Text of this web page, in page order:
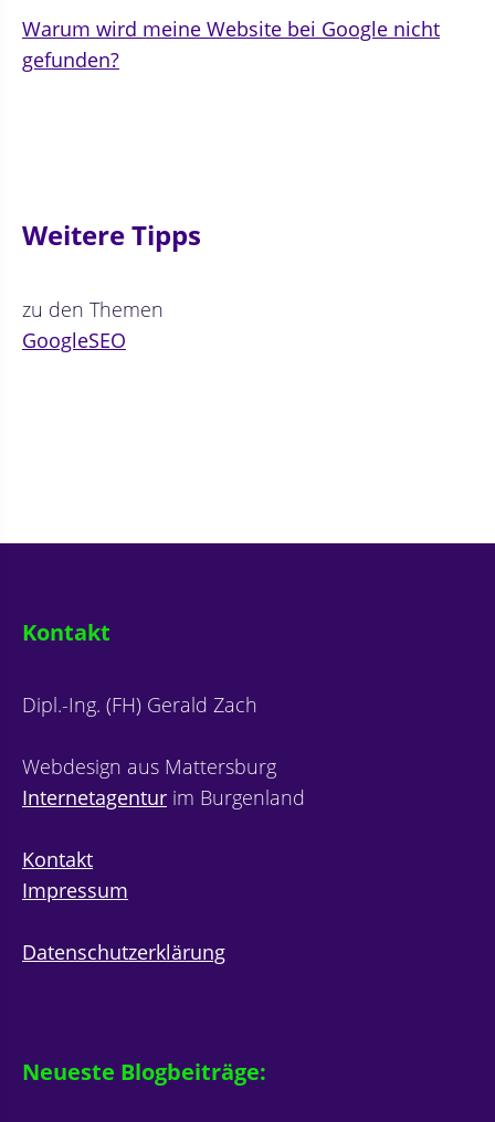
Warum wird meine Website bei Google nicht
gefunden?
Weitere Tipps
zu den Themen
GoogleSEO
Kontakt
Dipl.-Ing. (FH) Gerald Zach
Webdesign aus Mattersburg
Internetagentur im Burgenland
Kontakt
Impressum
Datenschutzerklärung
Neueste Blogbeiträge: